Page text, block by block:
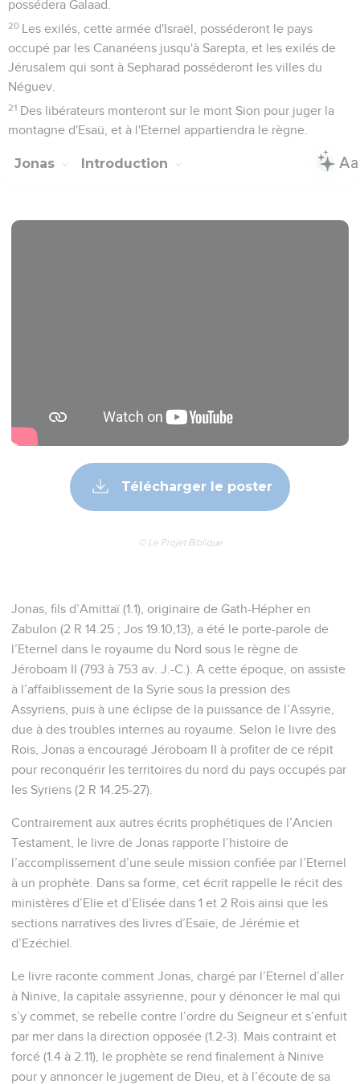
possédera Galaad.
20 Les exilés, cette armée d'Israël, posséderont le pays
occupé par les Cananéens jusqu'à Sarepta, et les exilés de
Jérusalem qui sont à Sepharad posséderont les villes du
Néguev.
21 Des libérateurs monteront sur le mont Sion pour juger la
montagne d'Esaü, et à l'Eternel appartiendra le règne.
Jonas Introduction
Télécharger le poster
© Le Projet Biblique
Jonas, fils d’Amittaï (1.1), originaire de Gath-Hépher en
Zabulon (2 R 14.25 ; Jos 19.10,13), a été le porte-parole de
l’Eternel dans le royaume du Nord sous le règne de
Jéroboam II (793 à 753 av. J.-C.). A cette époque, on assiste
à l’affaiblissement de la Syrie sous la pression des
Assyriens, puis à une éclipse de la puissance de l’Assyrie,
due à des troubles internes au royaume. Selon le livre des
Rois, Jonas a encouragé Jéroboam II à profiter de ce répit
pour reconquérir les territoires du nord du pays occupés par
les Syriens (2 R 14.25-27).
Contrairement aux autres écrits prophétiques de l’Ancien
Testament, le livre de Jonas rapporte l’histoire de
l’accomplissement d’une seule mission confiée par l’Eternel
à un prophète. Dans sa forme, cet écrit rappelle le récit des
ministères d’Elie et d’Elisée dans 1 et 2 Rois ainsi que les
sections narratives des livres d’Esaïe, de Jérémie et
d’Ezéchiel.
Le livre raconte comment Jonas, chargé par l’Eternel d’aller
à Ninive, la capitale assyrienne, pour y dénoncer le mal qui
s’y commet, se rebelle contre l’ordre du Seigneur et s’enfuit
par mer dans la direction opposée (1.2-3). Mais contraint et
forcé (1.4 à 2.11), le prophète se rend finalement à Ninive
pour y annoncer le jugement de Dieu, et à l’écoute de sa